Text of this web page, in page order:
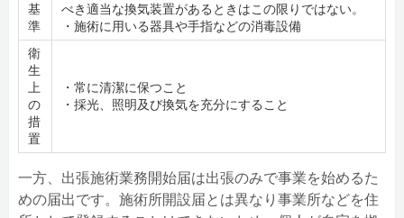
基
準
べき適当な換気装置があるときはこの限りではない。
・施術に用いる器具や手指などの消毒設備
衛
生
上
の
措
置
・常に清潔に保つこと
・採光、照明及び換気を充分にすること
一方、出張施術業務開始届は出張のみで事業を始めるた
めの届出です。施術所開設届とは異なり事業所などを住